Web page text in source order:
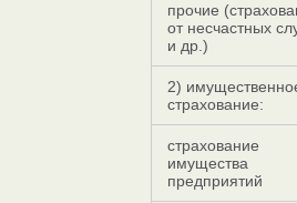
прочие
от несчастных
и др.)
2)
страхование:
страхование
имущества
предприятий